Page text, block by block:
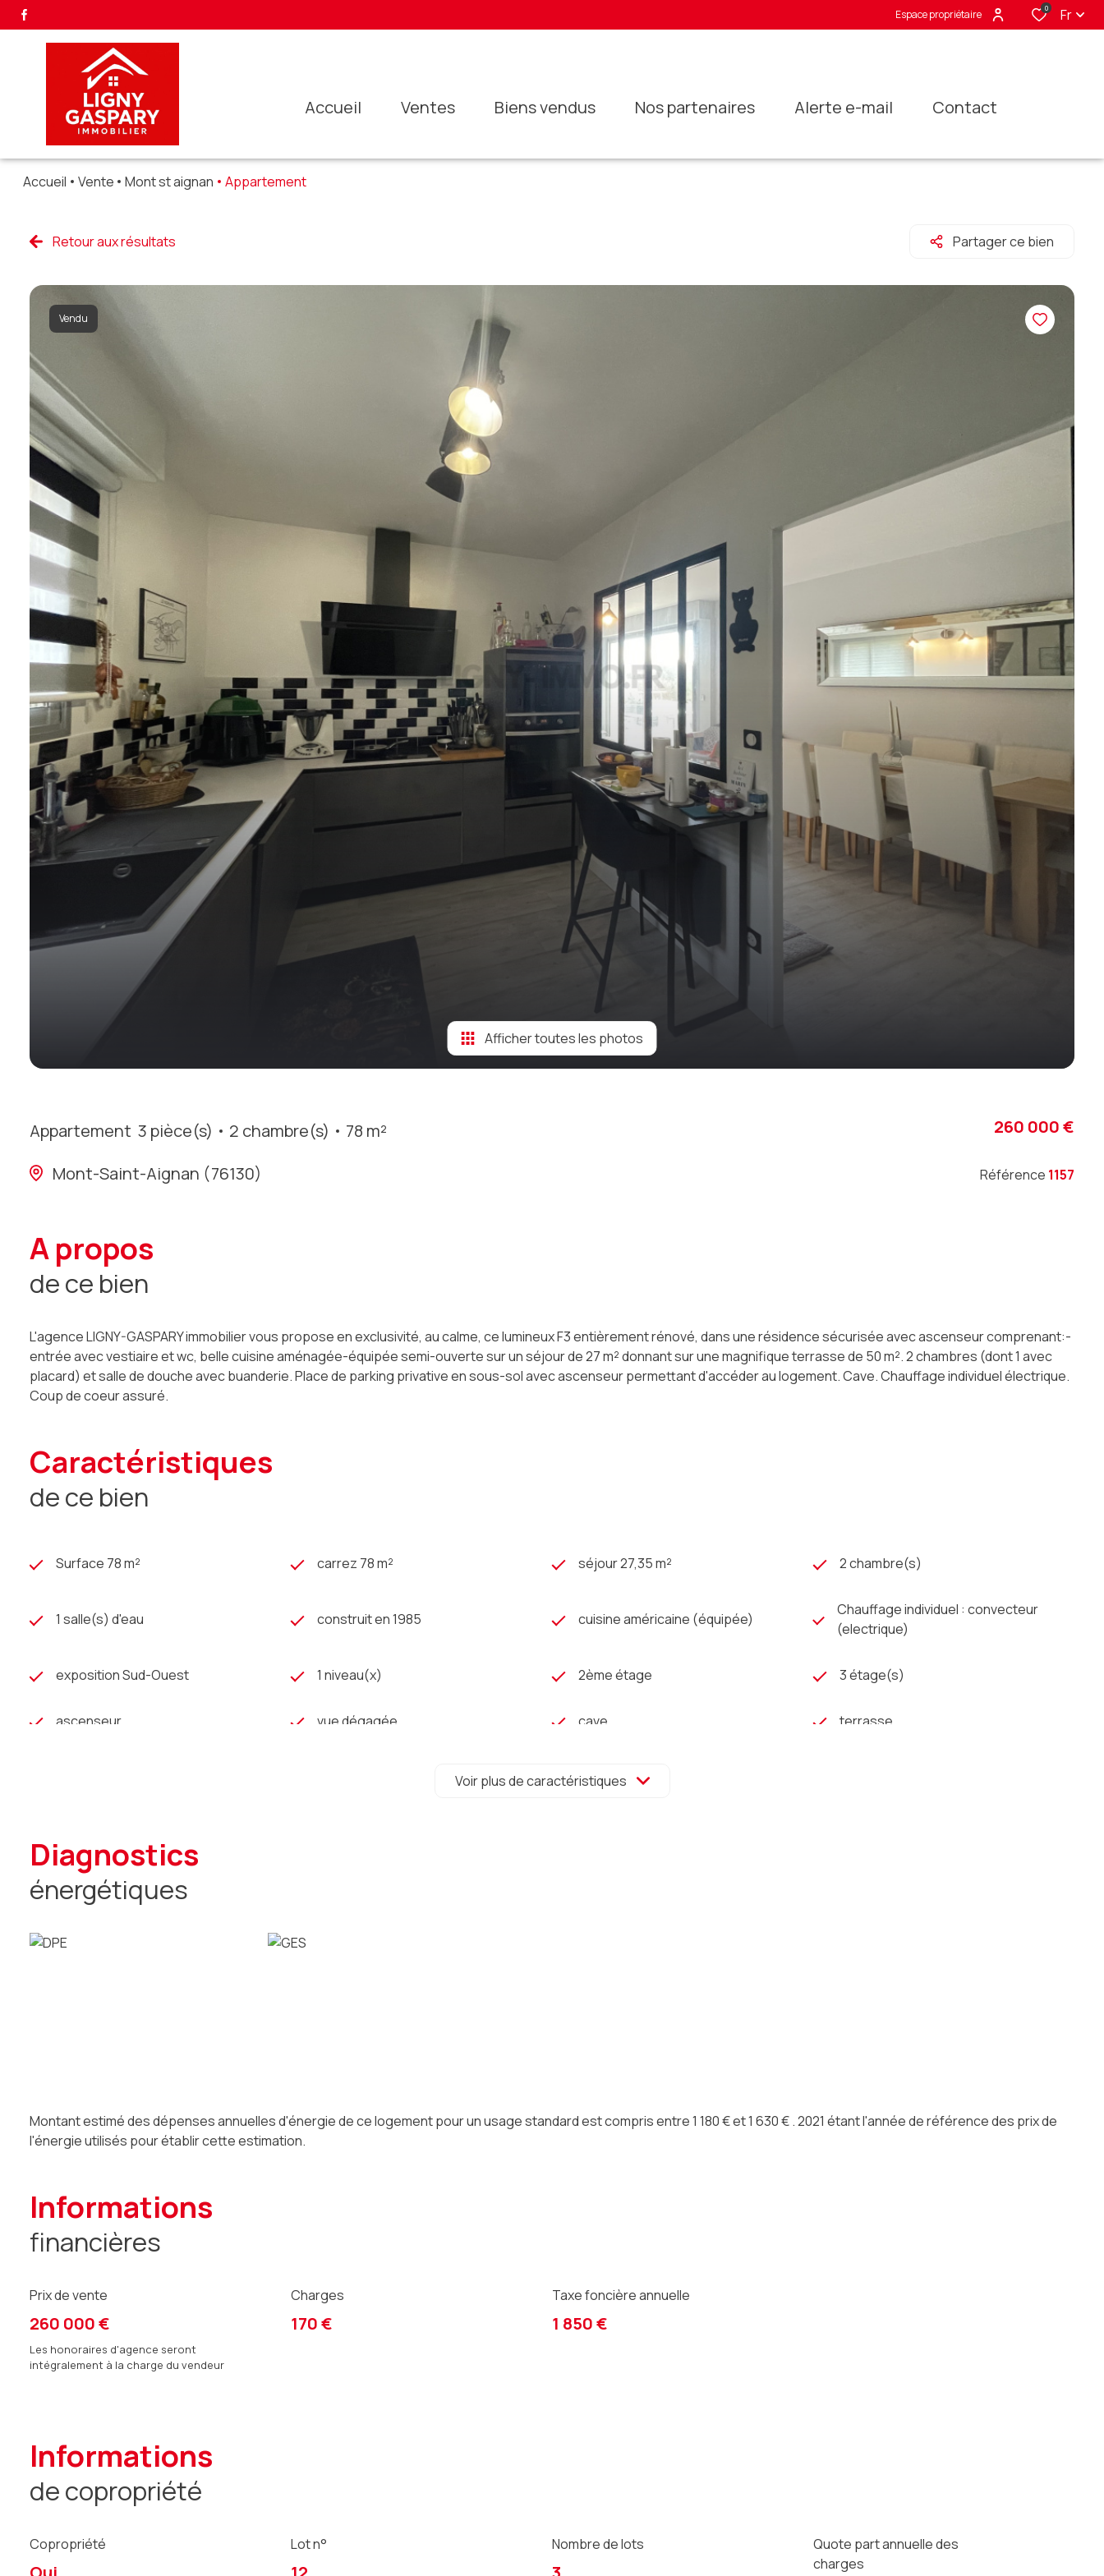
Espace propriétaire 0 Fr
accueil ventes biens vendus nos partenaires alerte e-mail contact
Accueil Vente Mont st aignan Appartement
Retour aux résultats Partager ce bien
Vendu
Afficher toutes les photos
Appartement 3 pièce(s) 2 chambre(s)
78 m²
Mont-Saint-Aignan (76130)
260 000 €
Référence 1157
a propos
de ce bien
L'agence LIGNY-GASPARY immobilier vous propose en exclusivité, au calme, ce lumineux F3 entièrement rénové, dans une résidence sécurisée avec ascenseur comprenant:-
entrée avec vestiaire et wc, belle cuisine aménagée-équipée semi-ouverte sur un séjour de 27 m² donnant sur une magnifique terrasse de 50 m². 2 chambres (dont 1 avec
placard) et salle de douche avec buanderie. Place de parking privative en sous-sol avec ascenseur permettant d'accéder au logement. Cave. Chauffage individuel électrique.
Coup de coeur assuré.
caractéristiques
de ce bien
Surface 78 m² carrez 78 m² séjour 27,35 m² 2 chambre(s)
1 salle(s) d'eau construit en 1985 cuisine américaine (équipée)
Chauffage individuel : convecteur
(electrique)
exposition Sud-Ouest 1 niveau(x) 2ème étage 3 étage(s)
ascenseur vue dégagée cave terrasse
Voir plus de caractéristiques
diagnostics
énergétiques
Montant estimé des dépenses annuelles d'énergie de ce logement pour un usage standard est compris entre 1 180 € et 1 630 € . 2021 étant l'année de référence des prix de
l'énergie utilisés pour établir cette estimation.
informations
financières
Prix de vente
260 000 €
Les honoraires d'agence seront
intégralement à la charge du vendeur
Charges
170 €
Taxe foncière annuelle
1 850 €
informations
de copropriété
Copropriété Lot n° Nombre de lots
Quote part annuelle des
charges